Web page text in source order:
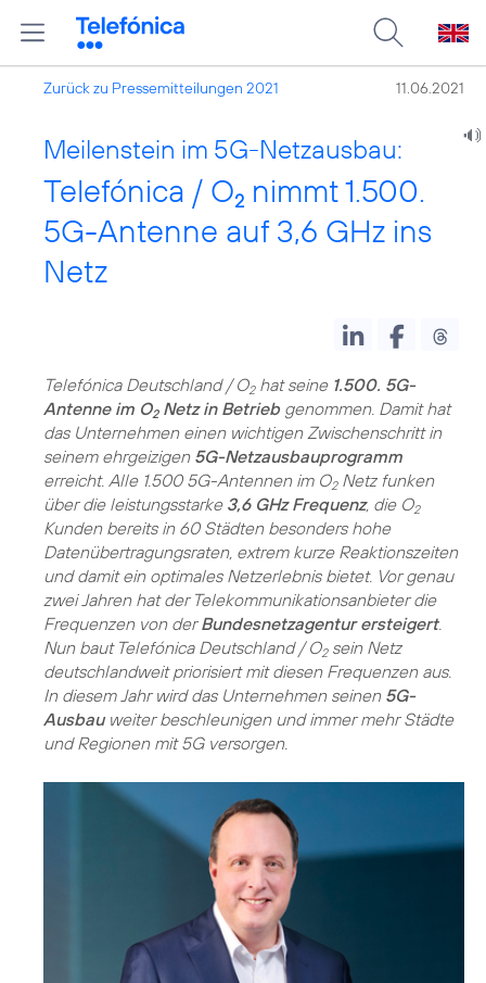
Zurück zu Pressemitteilungen 2021 11.06.2021
Meilenstein im 5G-Netzausbau:
Telefónica / O2 nimmt 1.500.
5G-Antenne auf 3,6 GHz ins
Netz
Telefónica Deutschland / O2hat seine 1.500. 5G-
Antenne im O2Netz in Betrieb genommen. Damit hat
das Unternehmen einen wichtigen Zwischenschritt in
seinem ehrgeizigen 5G-Netzausbauprogramm
erreicht. Alle 1.500 5G-Antennen im O2Netz funken
über die leistungsstarke 3,6 GHz Frequenz, die O2
Kunden bereits in 60 Städten besonders hohe
Datenübertragungsraten, extrem kurze Reaktionszeiten
und damit ein optimales Netzerlebnis bietet. Vor genau
zwei Jahren hat der Telekommunikationsanbieter die
Frequenzen von derBundesnetzagentur ersteigert.
Nun baut Telefónica Deutschland / O2sein Netz
deutschlandweit priorisiert mit diesen Frequenzen aus.
In diesem Jahr wird das Unternehmen seinen 5G-
Ausbauweiter beschleunigen und immer mehr Städte
und Regionen mit 5G versorgen.